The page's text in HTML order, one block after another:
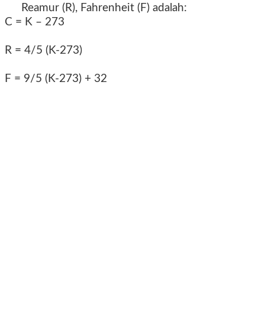
Reamur (R), Fahrenheit (F) adalah:
C = K – 273
R = 4/5 (K-273)
F = 9/5 (K-273) + 32